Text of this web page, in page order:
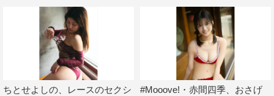
ちとせよしの、レースのセクシ
#Mooove!・赤間四季、おさげ